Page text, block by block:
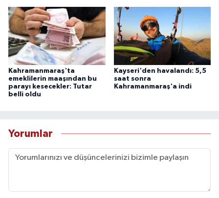
Kahramanmaraş'ta
emeklilerin maaşından bu
parayı kesecekler: Tutar
belli oldu
Kayseri'den havalandı: 5,5
saat sonra
Kahramanmaraş'a indi
Yorumlar